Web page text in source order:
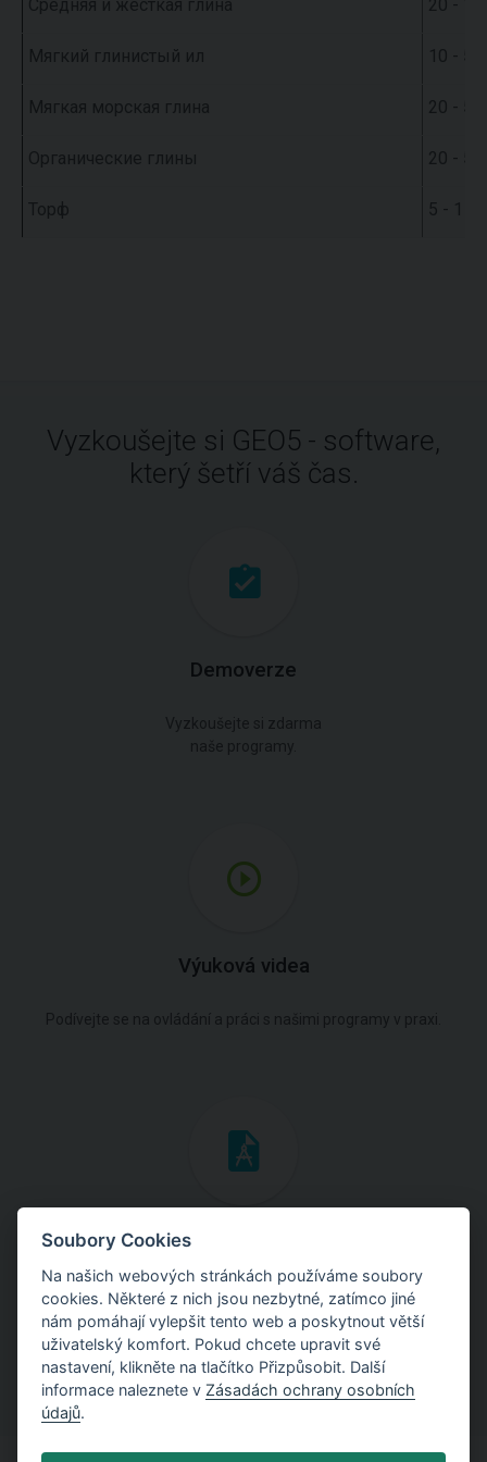
Средняя и жесткая глина 20 - 10
Мягкий глинистый ил 10 - 5
Мягкая морская глина 20 - 5
Органические глины 20 - 5
Торф 5 - 1
Vyzkoušejte si GEO5 - software,
který šetří váš čas.
Demoverze
Vyzkoušejte si zdarma
naše programy.
Výuková videa
Podívejte se na ovládání a práci s našimi programy v praxi.
Inženýrské manuály
Stáhněte si manuály s teoretickými i praktickými ukázkami
použití programů.
Soubory Cookies
Na našich webových stránkách používáme soubory
cookies. Některé z nich jsou nezbytné, zatímco jiné
nám pomáhají vylepšit tento web a poskytnout větší
uživatelský komfort. Pokud chcete upravit své
nastavení, klikněte na tlačítko Přizpůsobit. Další
informace naleznete v Zásadách ochrany osobních
údajů.